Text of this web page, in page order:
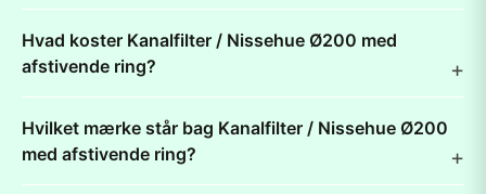
Hvad koster Kanalfilter / Nissehue Ø200 med
afstivende ring?
Hvilket mærke står bag Kanalfilter / Nissehue Ø200
med afstivende ring?